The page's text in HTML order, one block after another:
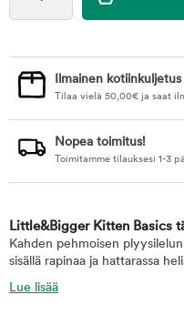
Ilmainen
Tilaa vielä 50,00€ ja saat
Nopea toimitus!
Toimitamme tilauksesi 1-3
Little&Bigger Kitten Basics
Kahden pehmoisen
sisällä rapinaa ja hattarassa
Lue lisää